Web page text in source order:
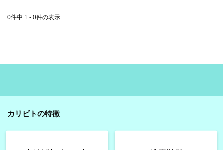
0件中 1 - 0件の表示
カリビトの特徴